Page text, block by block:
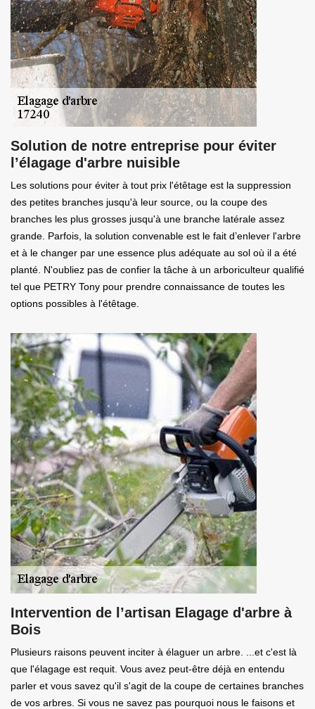
Solution de notre entreprise pour éviter
l’élagage d'arbre nuisible
Les solutions pour éviter à tout prix l'étêtage est la suppression
des petites branches jusqu'à leur source, ou la coupe des
branches les plus grosses jusqu'à une branche latérale assez
grande. Parfois, la solution convenable est le fait d’enlever l'arbre
et à le changer par une essence plus adéquate au sol où il a été
planté. N'oubliez pas de confier la tâche à un arboriculteur qualifié
tel que PETRY Tony pour prendre connaissance de toutes les
options possibles à l'étêtage.
Intervention de l’artisan Elagage d'arbre à
Bois
Plusieurs raisons peuvent inciter à élaguer un arbre. ...et c'est là
que l'élagage est requit. Vous avez peut-être déjà en entendu
parler et vous savez qu'il s'agit de la coupe de certaines branches
de vos arbres. Si vous ne savez pas pourquoi nous le faisons et